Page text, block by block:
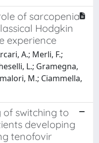
of sarcopenia
Hodgkin
experience
A.; Merli, F.;
L.; Gramegna,
M.; Ciammella,
of switching to
developing
tenofovir